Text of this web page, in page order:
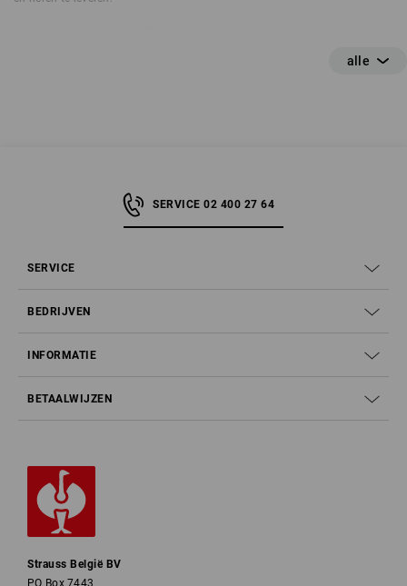
12cm foot width:
features of these models. The latest sole development is extremely
foot width: possible malformation for wider feet
SERVICE 02 400 27 64
SERVICE
BEDRIJVEN
INFORMATIE
BETAALWIJZEN
Strauss België BV
PO Box 7443